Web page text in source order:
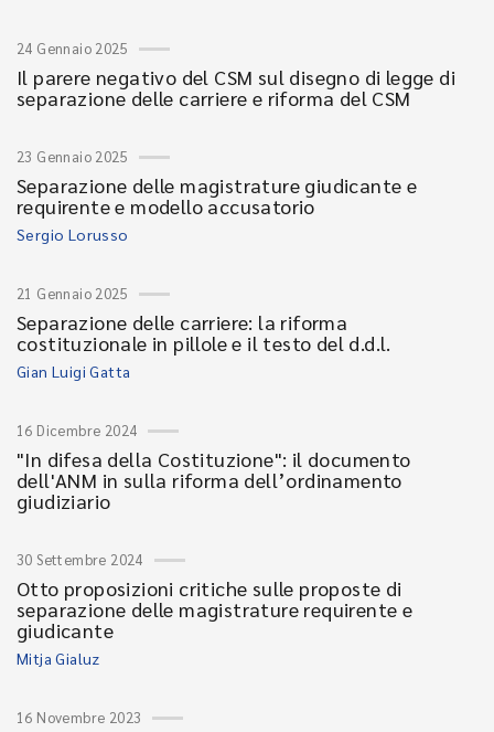
24 Gennaio 2025
Il parere negativo del CSM sul disegno di legge di
separazione delle carriere e riforma del CSM
23 Gennaio 2025
Separazione delle magistrature giudicante e
requirente e modello accusatorio
Sergio Lorusso
21 Gennaio 2025
Separazione delle carriere: la riforma
costituzionale in pillole e il testo del d.d.l.
Gian Luigi Gatta
16 Dicembre 2024
"In difesa della Costituzione": il documento
dell'ANM in sulla riforma dell’ordinamento
giudiziario
30 Settembre 2024
Otto proposizioni critiche sulle proposte di
separazione delle magistrature requirente e
giudicante
Mitja Gialuz
16 Novembre 2023